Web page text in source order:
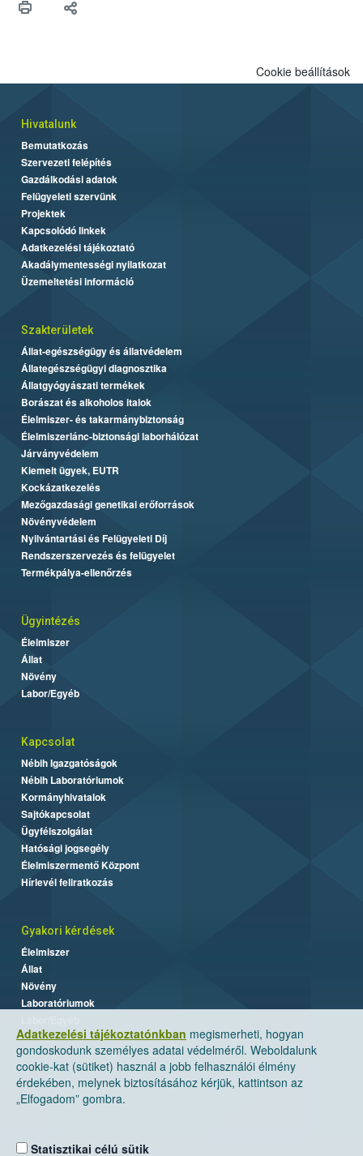
felhasználók számára is elérhető és ökológiai termesztésben is
Adatkezelési tájékoztatónkban megismerheti, hogyan
gondoskodunk személyes adatai védelméről. Weboldalunk
cookie-kat (sütiket) használ a jobb felhasználói élmény
érdekében, melynek biztosításához kérjük, kattintson az
„Elfogadom” gombra.
Statisztikai célú sütik
Cookie beállítások
Hivatalunk
Bemutatkozás
Szervezeti felépítés
Gazdálkodási adatok
Felügyeleti szervünk
Projektek
Kapcsolódó linkek
Adatkezelési tájékoztató
Akadálymentességi nyilatkozat
Üzemeltetési információ
Szakterületek
Állat-egészségügy és állatvédelem
Állategészségügyi diagnosztika
Állatgyógyászati termékek
Borászat és alkoholos italok
Élelmiszer- és takarmánybiztonság
Élelmiszerlánc-biztonsági laborhálózat
Járványvédelem
Kiemelt ügyek, EUTR
Kockázatkezelés
Mezőgazdasági genetikai erőforrások
Növényvédelem
Nyilvántartási és Felügyeleti Díj
Rendszerszervezés és felügyelet
Termékpálya-ellenőrzés
Ügyintézés
Élelmiszer
Állat
Növény
Labor/Egyéb
Kapcsolat
Nébih Igazgatóságok
Nébih Laboratóriumok
Kormányhivatalok
Sajtókapcsolat
Ügyfélszolgálat
Hatósági jogsegély
Élelmiszermentő Központ
Hírlevél feliratkozás
Gyakori kérdések
Élelmiszer
Állat
Növény
Laboratóriumok